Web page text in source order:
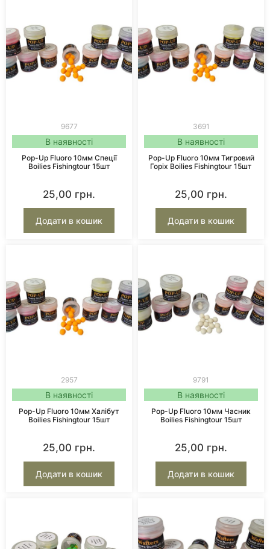
9677
В наявності
Pop-Up Fluoro 10мм Спеції
Boilies Fishingtour 15шт
25,00 грн.
Додати в кошик
3691
В наявності
Pop-Up Fluoro 10мм Тигровий
Горіх Boilies Fishingtour 15шт
25,00 грн.
Додати в кошик
2957
В наявності
Pop-Up Fluoro 10мм Халібут
Boilies Fishingtour 15шт
25,00 грн.
Додати в кошик
9791
В наявності
Pop-Up Fluoro 10мм Часник
Boilies Fishingtour 15шт
25,00 грн.
Додати в кошик